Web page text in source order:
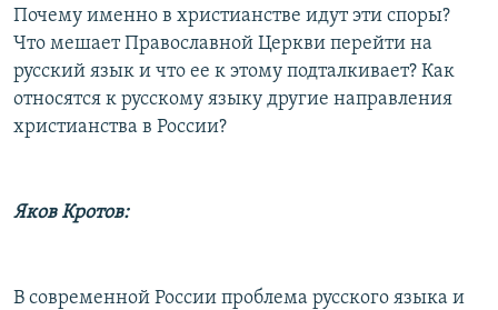
Почему именно в христианстве идут эти споры?
Что мешает Православной Церкви перейти на
русский язык и что ее к этому подталкивает? Как
относятся к русскому языку другие направления
христианства в России?
Яков Кротов:
В современной России проблема русского языка и